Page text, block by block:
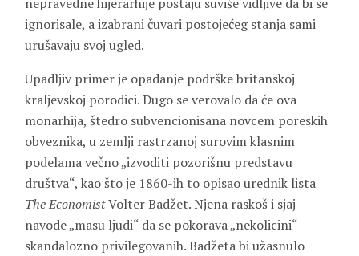
ignorisale, a izabrani čuvari postojećeg stanja sami
urušavaju svoj ugled.
Upadljiv primer je opadanje podrške britanskoj
kraljevskoj porodici. Dugo se verovalo da će ova
monarhija, štedro subvencionisana novcem poreskih
obveznika, u zemlji rastrzanoj surovim klasnim
podelama večno „izvoditi pozorišnu predstavu
društva“, kao što je 1860-ih to opisao urednik lista
The EconomistVolter Badžet. Njena raskoš i sjaj
navode „masu ljudi“ da se pokorava „nekolicini“
skandalozno privilegovanih. Badžeta bi užasnulo